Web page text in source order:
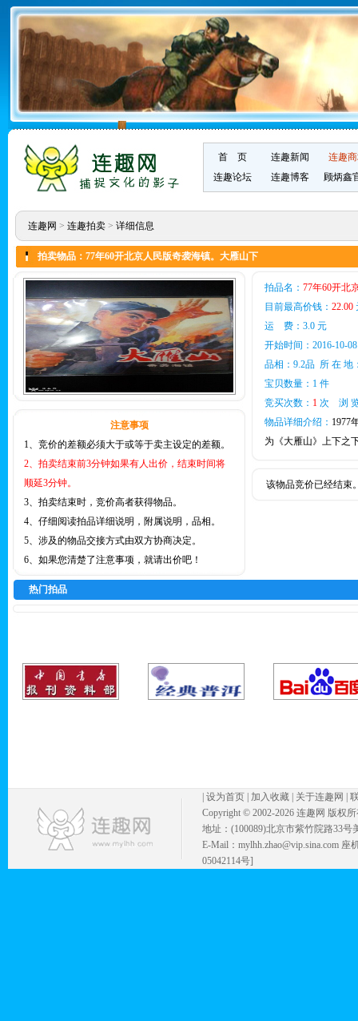
首 页 连趣新闻
连趣
连趣论坛
连趣博客 顾炳鑫
连趣网 > 连趣拍卖> 详细信息
拍卖物品：77年60开北京人民版奇袭海镇。大雁山下
注意事项
1、竞价的差额必须大于或等于卖主设定的差额。
2、拍卖结束前3分钟如果有人出价，结束时间将
顺延3分钟。
3、拍卖结束时，竞价高者获得物品。
4、仔细阅读拍品详细说明，附属说明，品相。
5、涉及的物品交接方式由双方协商决定。
6、如果您清楚了注意事项，就请出价吧！
拍品名： 77年60开北
目前最高价钱： 22.00
运 费：3.0 元
开始时间：2016-10-
品相：9.2品 所 在 地
宝贝数量：1 件
竞买次数： 1次 浏
物品详细介绍： 1977
为《大雁山》上下之
该物品竞价已经结束
热门拍品
设为首页 加入收藏 关于连趣网
Copyright © 2002-2026 连趣网 版权
地址：(100089)北京市紫竹院路33号
E-Mail：mylhh.zhao@vip.sina.com
05042114号]